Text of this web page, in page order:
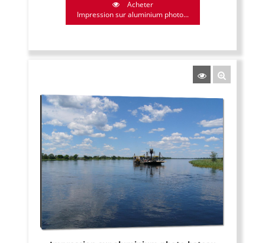
Acheter
Impression sur aluminium photo...